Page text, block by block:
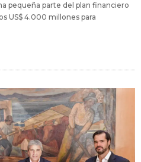
pequeña parte del plan financiero
US$ 4.000 millones para